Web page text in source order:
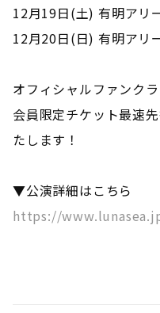
12月19日(土) 有明アリ
12月20日(日) 有明アリ
オフィシャルファンク
会員限定チケット最速
たします！
▼公演詳細はこちら
https://